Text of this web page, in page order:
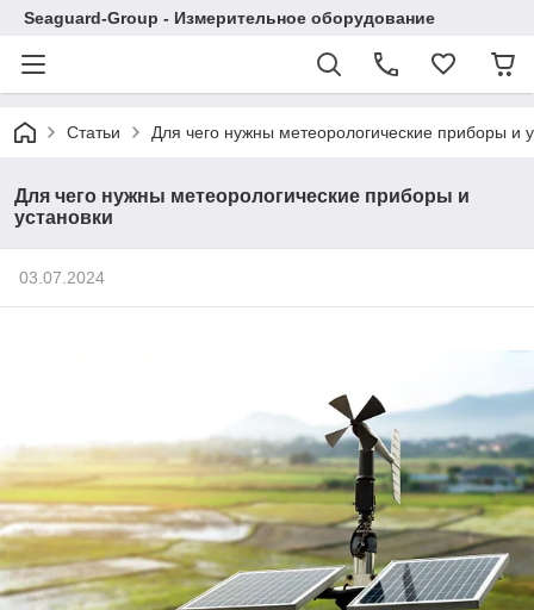
Seaguard-Group - Измерительное оборудование
Статьи Для чего нужны метеорологические приборы и
Для чего нужны метеорологические приборы и
установки
03.07.2024